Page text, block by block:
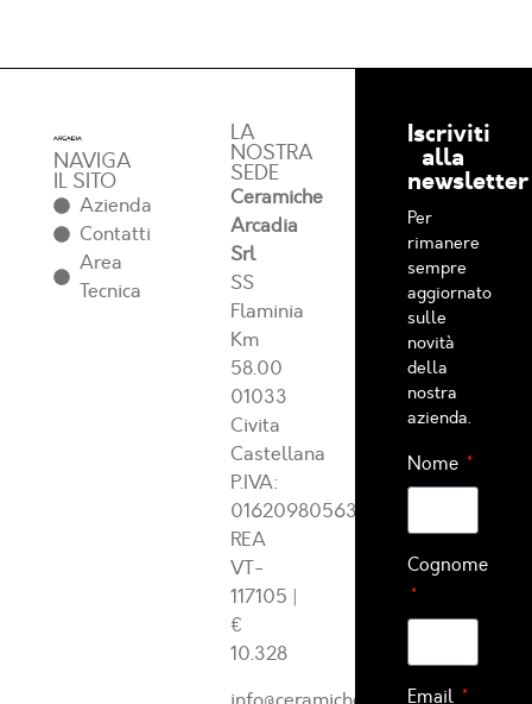
NAVIGA
IL SITO
Azienda
Contatti
Area
Tecnica
LA
NOSTRA
SEDE
Ceramiche
Arcadia
Srl
SS
Flaminia
Km
58.00
01033
Civita
Castellana
P.IVA:
01620980563
REA
VT-
117105 |
€
10.328
Iscriviti
alla
newsletter
Per
rimanere
sempre
aggiornato
sulle
novità
della
nostra
azienda.
Nome
Cognome
Email